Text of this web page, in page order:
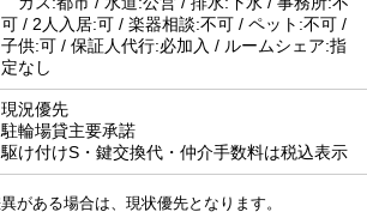
可 / 2人入居:可 / 楽器相談:不可 / ペット:不可 /
子供:可 / 保証人代行:必加入 / ルームシェア:指
定なし
現況優先
駐輪場貸主要承諾
駆け付けS・鍵交換代・仲介手数料は税込表示
がある場合は、現状優先となります。